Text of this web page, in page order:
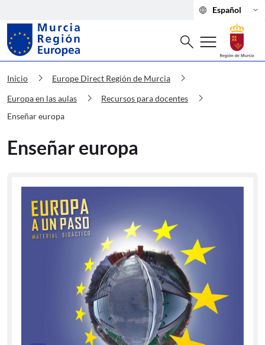
language Español keyboard_arrow_down
Murcia Región Europea Enseñar
Buscar
search menu
Inicio chevron_right Europe Direct Región de Murcia chevron_right
Europa en las aulas chevron_right Recursos para docentes chevron_right
Enseñar europa
Enseñar europa